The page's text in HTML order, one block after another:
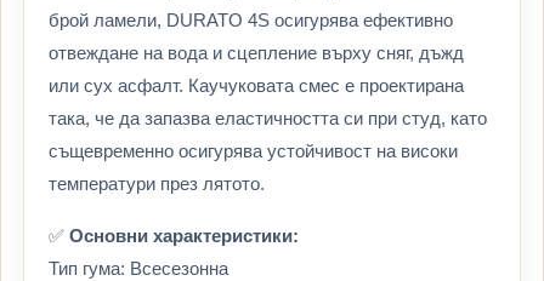
брой ламели, DURATO 4S осигурява ефективно
отвеждане на вода и сцепление върху сняг, дъжд
или сух асфалт. Каучуковата смес е проектирана
така, че да запазва еластичността си при студ, като
същевременно осигурява устойчивост на високи
температури през лятото.
✅ Основни характеристики:
Тип гума: Всесезонна